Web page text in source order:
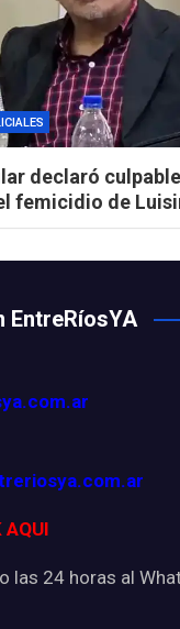
declaró
femicidio de
EntreRíosYA
AQUI
las 24 horas al